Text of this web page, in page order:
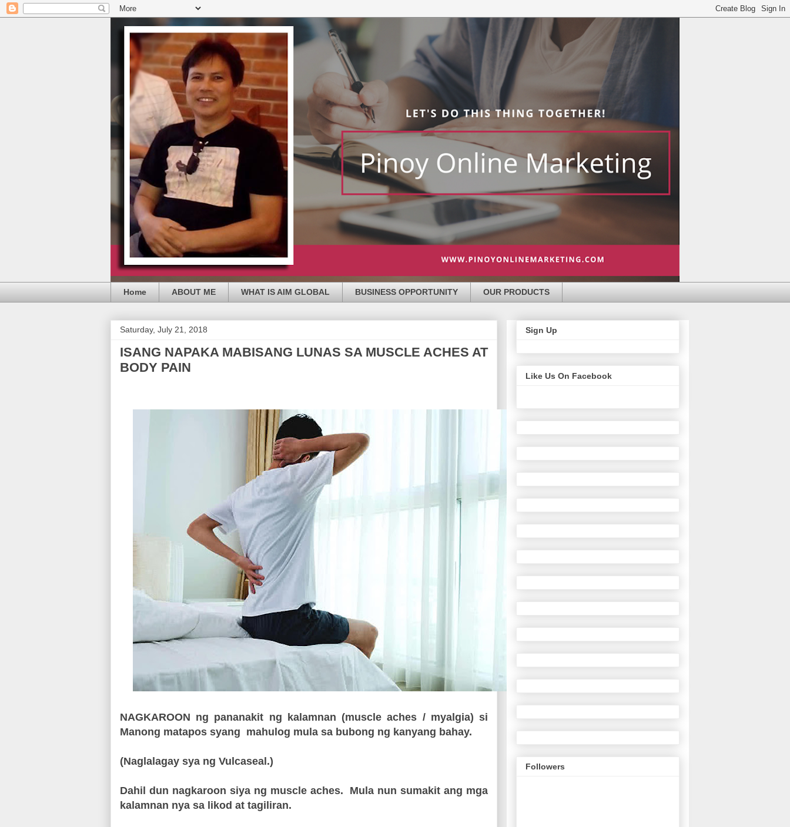
Home ABOUT ME WHAT IS AIM GLOBAL BUSINESS OPPORTUNITY OUR PRODUCTS
Saturday, July 21, 2018
ISANG NAPAKA MABISANG LUNAS SA MUSCLE ACHES AT
BODY PAIN
NAGKAROON ng pananakit ng kalamnan (muscle aches / myalgia) si
Manong matapos syang mahulog mula sa bubong ng kanyang bahay.
(Naglalagay sya ng Vulcaseal.)
Dahil dun nagkaroon siya ng muscle aches. Mula nun sumakit ang mga
kalamnan nya sa likod at tagiliran.
Sign Up
Like Us On Facebook
Followers